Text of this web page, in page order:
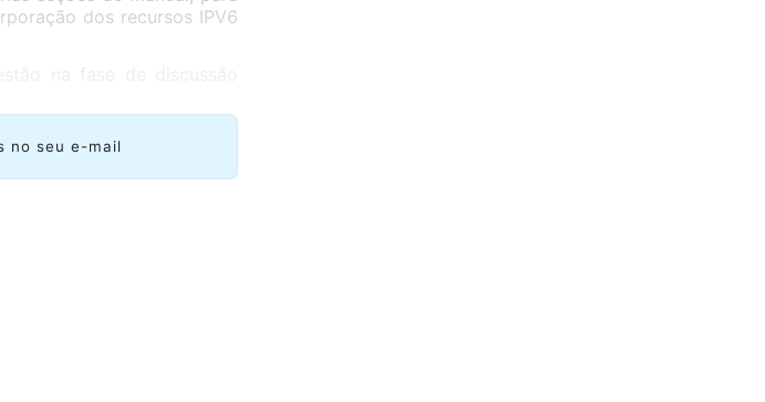
dos recursos IPV6
no seu e-mail